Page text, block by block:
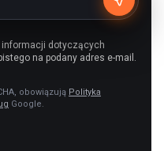
informacji dotyczących
na podany adres e-mail.
obowiązują Polityka
Google.